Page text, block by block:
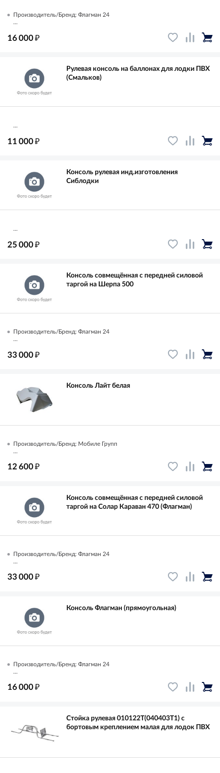
Производитель/Бренд: Флагман 24
...
16 000₽
Рулевая консоль на баллонах для лодки ПВХ
(Смальков)
...
11 000₽
Консоль рулевая инд.изготовления
Сиблодки
...
25 000₽
Консоль совмещённая с передней силовой
таргой на Шерпа 500
Производитель/Бренд: Флагман 24
...
33 000₽
Консоль Лайт белая
Производитель/Бренд: Мобиле Групп
...
12 600₽
Консоль совмещённая с передней силовой
таргой на Солар Караван 470 (Флагман)
Производитель/Бренд: Флагман 24
...
33 000₽
Консоль Флагман (прямоугольная)
Производитель/Бренд: Флагман 24
...
16 000₽
Стойка рулевая 010122Т(040403T1) с
бортовым креплением малая для лодок ПВХ